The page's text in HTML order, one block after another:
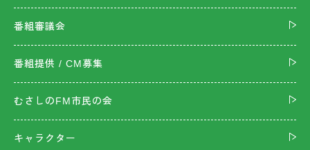
番組審議会
番組提供 / CM募集
むさしのFM市民の会
キャラクター